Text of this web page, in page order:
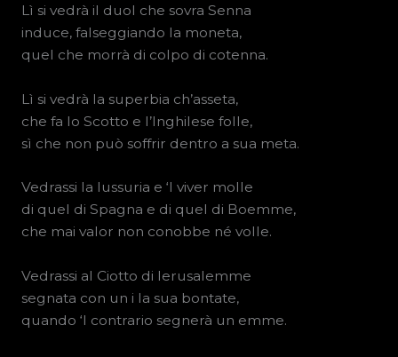
Lì si vedrà il duol che sovra Senna
induce, falseggiando la moneta,
quel che morrà di colpo di cotenna.
Lì si vedrà la superbia ch’asseta,
che fa lo Scotto e l’Inghilese folle,
sì che non può soffrir dentro a sua meta.
Vedrassi la lussuria e ‘l viver molle
di quel di Spagna e di quel di Boemme,
che mai valor non conobbe né volle.
Vedrassi al Ciotto di Ierusalemme
segnata con un i la sua bontate,
quando ‘l contrario segnerà un emme.